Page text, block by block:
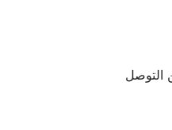
التوصل